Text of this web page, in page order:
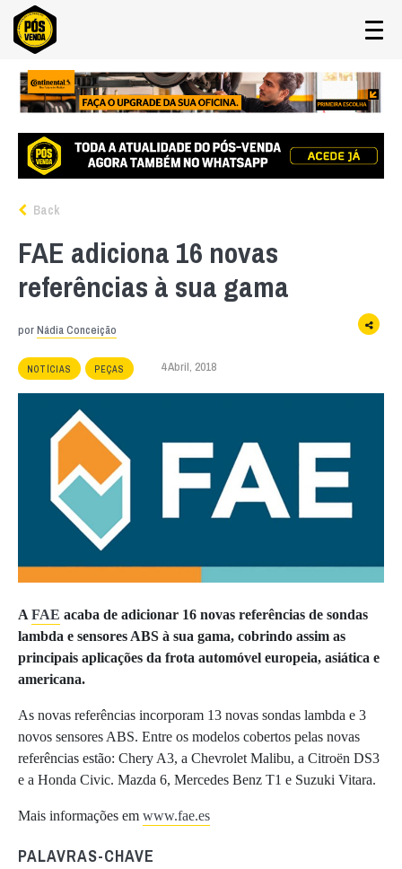
Back
FAE adiciona 16 novas
referências à sua gama
porNádia Conceição
NOTÍCIAS PEÇAS 4 Abril, 2018
A FAE acaba de adicionar 16 novas referências de sondas
lambda e sensores ABS à sua gama, cobrindo assim as
principais aplicações da frota automóvel europeia, asiática e
americana.
As novas referências incorporam 13 novas sondas lambda e 3
novos sensores ABS. Entre os modelos cobertos pelas novas
referências estão: Chery A3, a Chevrolet Malibu, a Citroën DS3
e a Honda Civic. Mazda 6, Mercedes Benz T1 e Suzuki Vitara.
Mais informações em www.fae.es
PALAVRAS-CHAVE